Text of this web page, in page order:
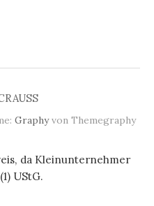
Graphyvon Themegraphy
da Kleinunternehmer
UStG.